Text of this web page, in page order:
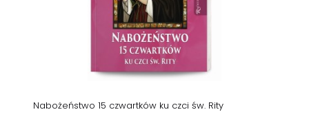
Nabożeństwo 15 czwartków ku czci św. Rity